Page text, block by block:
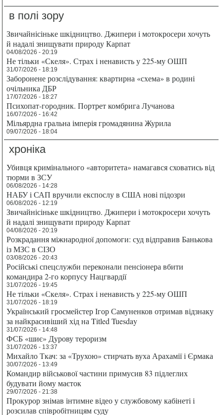
в полі зору
Звичайнісіньке шкідництво. Джипери і мотокросери хочуть
й надалі знищувати природу Карпат
04/08/2026 - 20:19
Не тільки «Скеля». Страх і ненависть у 225-му ОШП
31/07/2026 - 18:19
Заборонене розслідування: квартирна «схема» в родині
очільника ДБР
17/07/2026 - 18:27
Психопат-городник. Портрет комбрига Лучанова
16/07/2026 - 16:42
Мільярдна гральна імперія громадянина Журила
09/07/2026 - 18:04
хроніка
Убивця кримінального «авторитета» намагався сховатись від
тюрми в ЗСУ
06/08/2026 - 14:28
НАБУ і САП вручили експослу в США нові підозри
06/08/2026 - 12:19
Звичайнісіньке шкідництво. Джипери і мотокросери хочуть
й надалі знищувати природу Карпат
04/08/2026 - 20:19
Розкрадання міжнародної допомоги: суд відправив Банькова
із МЗС в СІЗО
03/08/2026 - 20:43
Російські спецслужби переконали пенсіонера вбити
командира 2-го корпусу Нацгвардії
31/07/2026 - 19:45
Не тільки «Скеля». Страх і ненависть у 225-му ОШП
31/07/2026 - 18:19
Український гросмейстер Ігор Самуненков отримав відзнаку
за найкрасивіший хід на Titled Tuesday
31/07/2026 - 14:48
ФСБ «шиє» Дурову тероризм
31/07/2026 - 13:37
Михайло Ткач: за «Трухою» стирчать вуха Арахамії і Єрмака
30/07/2026 - 13:49
Командир військової частини примусив 83 підлеглих
будувати йому маєток
29/07/2026 - 21:38
Прокурор знімав інтимне відео у службовому кабінеті і
розсилав співробітницям суду